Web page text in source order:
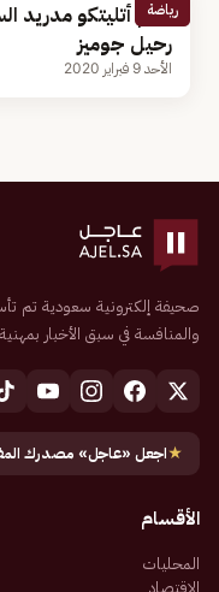
رياضة
نجم أتليتكو مدريد
رحيل جوميز
الأحد 9 فبراير 2020
والمنافسة في سبق الأخبار
★اجعل «عاجل» مصدرك
الأقسام
المحليات
الاقتصاد